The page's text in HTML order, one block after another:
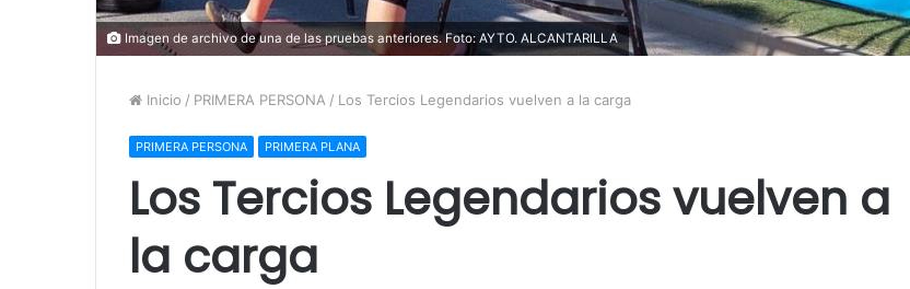
Imagen de archivo de una de las pruebas anteriores. Foto: AYTO. ALCANTARILLA
Inicio / PRIMERA PERSONA / Los Tercios Legendarios vuelven a la carga
PRIMERA PERSONA PRIMERA PLANA
Los Tercios Legendarios vuelven a
la carga